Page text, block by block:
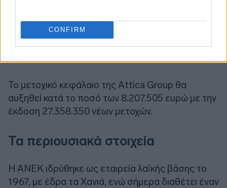
CONFIRM
To μετoχικό κεφάλαιο της Αttica Group θα
αυξηθεί κατά το ποσό των 8.207.505 ευρώ με την
έκδοση 27.358.350 νέων μετοχών.
Τα περιουσιακά στοιχεία
Η ΑΝΕΚ ιδρύθηκε ως εταιρεία λαϊκής βάσης το
1967, με έδρα τα Χανιά, ενώ σήμερα διαθέτει έναν